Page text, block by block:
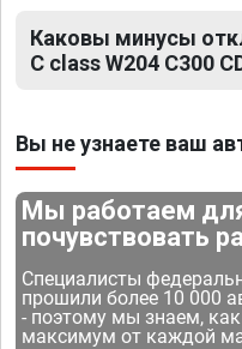
Каковы минусы
C class W204 C300
Вы не узнаете ваш
Мы работаем
почувствовать
Специалисты
прошили более 10 000
- поэтому мы знаем,
максимум от каждой